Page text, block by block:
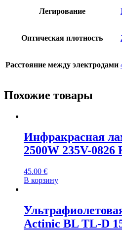
Легирование
Оптическая плотность
Расстояние между электродами
Похожие товары
Инфракрасная
2500W 235V-0826
45.00 €
В корзину
Actinic BL TL-D